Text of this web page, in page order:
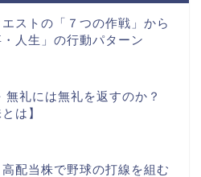
エストの「７つの作戦」から
人生」の行動パターン
無礼には無礼を返すのか？
は】
高配当株で野球の打線を組む